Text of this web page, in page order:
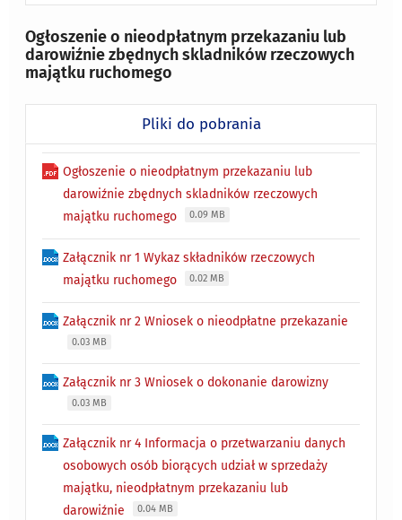
Ogłoszenie o nieodpłatnym przekazaniu lub
darowiźnie zbędnych skladników rzeczowych
majątku ruchomego
Pliki do pobrania
Ogłoszenie o nieodpłatnym przekazaniu lub
darowiźnie zbędnych skladników rzeczowych
majątku ruchomego
0.09 MB
Załącznik nr 1 Wykaz składników rzeczowych
majątku ruchomego
0.02 MB
Załącznik nr 2 Wniosek o nieodpłatne przekazanie
0.03 MB
Załącznik nr 3 Wniosek o dokonanie darowizny
0.03 MB
Załącznik nr 4 Informacja o przetwarzaniu danych
osobowych osób biorących udział w sprzedaży
majątku, nieodpłatnym przekazaniu lub
darowiźnie
0.04 MB